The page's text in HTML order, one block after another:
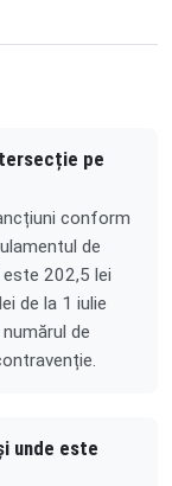
pe
conform
de
este 202,5 lei
de la 1 iulie
de
unde este